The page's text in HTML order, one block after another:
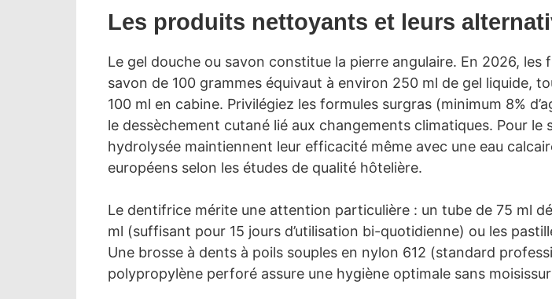
Les produits nettoyants et leurs
Le gel douche ou savon constitue la pierre angulaire. En 2026,
savon de 100 grammes équivaut à environ 250 ml de gel liquide,
100 ml en cabine. Privilégiez les formules surgras (minimum 8%
le dessèchement cutané lié aux changements climatiques. Pour
hydrolysée maintiennent leur efficacité même avec une eau
européens selon les études de qualité hôtelière.
Le dentifrice mérite une attention particulière : un tube de 75 ml
ml (suffisant pour 15 jours d’utilisation bi-quotidienne) ou les
Une brosse à dents à poils souples en nylon 612 (standard
polypropylène perforé assure une hygiène optimale sans